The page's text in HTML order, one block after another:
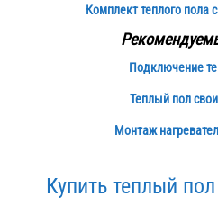
Комплект теплого пола
Подключение
Теплый пол
Монтаж
Купить теплый